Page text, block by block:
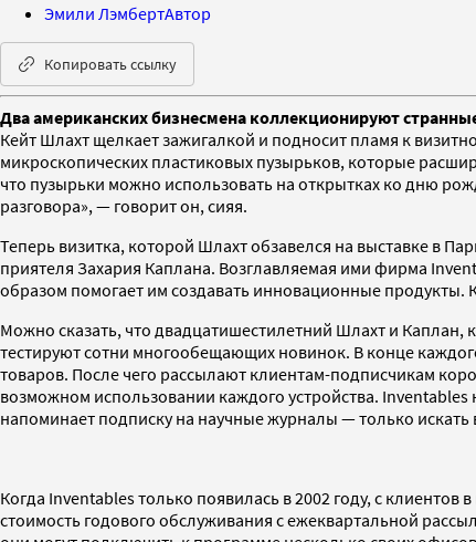
Эмили ЛэмбертАвтор
Копировать ссылку
Два американских бизнесмена коллекционируют
Кейт Шлахт щелкает зажигалкой и подносит пламя к
микроскопических пластиковых пузырьков, которые
что пузырьки можно использовать на открытках ко дню
разговора», — говорит он, сияя.
Теперь визитка, которой Шлахт обзавелся на выставке в
приятеля Захария Каплана. Возглавляемая ими фирма
образом помогает им создавать инновационные
Можно сказать, что двадцатишестилетний Шлахт и
тестируют сотни многообещающих новинок. В конце
товаров. После чего рассылают клиентам-подписчикам
возможном использовании каждого устройства.
напоминает подписку на научные журналы — только
Когда Inventables только появилась в 2002 году, с
стоимость годового обслуживания с ежеквартальной